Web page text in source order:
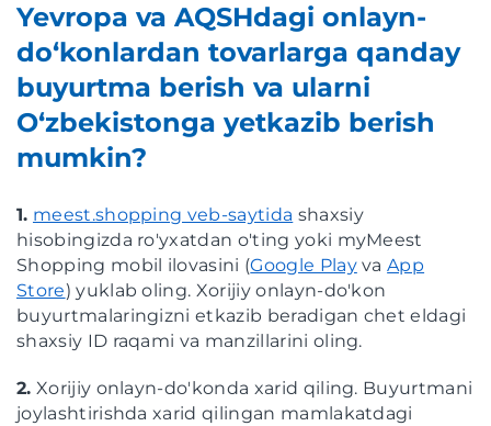
Yevropa va AQSHdagi onlayn-
do‘konlardan tovarlarga qanday
buyurtma berish va ularni
O‘zbekistonga yetkazib berish
mumkin?
1. meest.shopping veb-saytida shaxsiy
hisobingizda ro'yxatdan o'ting yoki myMeest
Shopping mobil ilovasini (Google PlayvaApp
Store) yuklab oling. Xorijiy onlayn-do'kon
buyurtmalaringizni etkazib beradigan chet eldagi
shaxsiy ID raqami va manzillarini oling.
2. Xorijiy onlayn-do'konda xarid qiling. Buyurtmani
joylashtirishda xarid qilingan mamlakatdagi